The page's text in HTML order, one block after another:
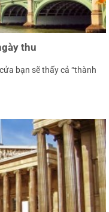
thu
bạn sẽ thấy cả “thành